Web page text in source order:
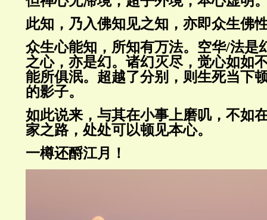
此知 ，乃入佛知见之知，亦即众生佛
众生心能知，所知有万法。空华/法是
之心，亦是幻。诸幻灭尽，觉心如如
能所俱泯。超越了分别，则生死当下
的影子。
如此说来，与其在小事上磨叽，不如
家之路，处处可以顿见本心。
一樽还酹江月！